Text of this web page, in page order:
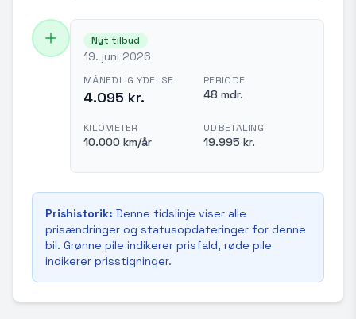
Nyt tilbud
19. juni 2026
MÅNEDLIG YDELSE
4.095 kr.
PERIODE
48 mdr.
KILOMETER
10.000 km/år
UDBETALING
19.995 kr.
Prishistorik: Denne tidslinje viser alle
prisændringer og statusopdateringer for denne
bil. Grønne pile indikerer prisfald, røde pile
indikerer prisstigninger.